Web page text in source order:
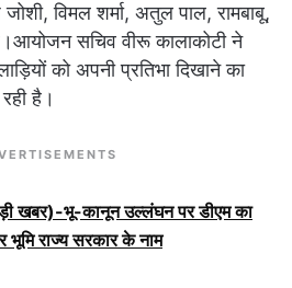
विमल शर्मा, अतुल पाल, रामबाबू,
सचिव वीरू कालाकोटी ने
को अपनी प्रतिभा दिखाने का
है।
खबर)-भू-कानून उल्लंघन पर डीएम का
भूमि राज्य सरकार के नाम